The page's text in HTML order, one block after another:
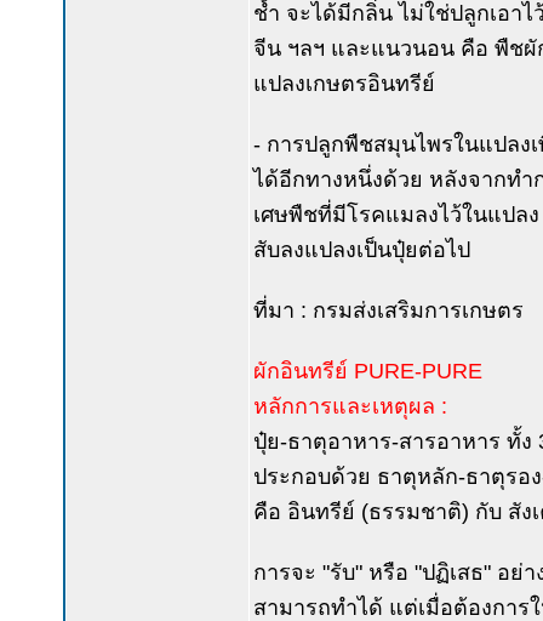
ช้ำ จะได้มีกลิ่น ไม่ใช่ปลูกเอา
จีน ฯลฯ และแนวนอน คือ พืชผั
แปลงเกษตรอินทรีย์
- การปลูกพืชสมุนไพรในแปลง
ได้อีกทางหนึ่งด้วย หลังจากทำ
เศษพืชที่มีโรคแมลงไว้ในแปล
สับลงแปลงเป็นปุ๋ยต่อไป
ที่มา : กรมส่งเสริมการเกษตร
ผักอินทรีย์ PURE-PURE
หลักการและเหตุผล :
ปุ๋ย-ธาตุอาหาร-สารอาหาร ทั้
ประกอบด้วย ธาตุหลัก-ธาตุรอ
คือ อินทรีย์ (ธรรมชาติ) กับ สัง
การจะ "รับ" หรือ "ปฏิเสธ" อย่
สามารถทำได้ แต่เมื่อต้องกา